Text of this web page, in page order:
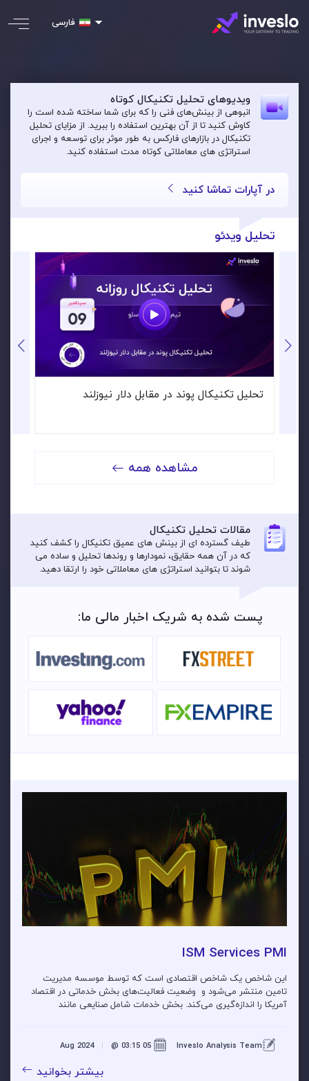
فارسی
ویدیوهای تحلیل تکنیکال کوتاه
انبوهی از بینش‌های فنی را که برای شما ساخته شده است را
کاوش کنید تا از آن بهترین استفاده را ببرید. از مزایای تحلیل
تکنیکال در بازارهای فارکس به طور موثر برای توسعه و اجرای
استراتژی های معاملاتی کوتاه مدت استفاده کنید.
در آپارات تماشا کنید
تحلیل ویدئو
تحلیل تکنیکال پوند در مقابل دلار نیوزلند
مشاهده همه
مقالات تحلیل تکنیکال
طیف گسترده ای از بینش های عمیق تکنیکال را کشف کنید
که در آن همه حقایق، نمودارها و روندها تحلیل و ساده می
شوند تا بتوانید استراتژی های معاملاتی خود را ارتقا دهید.
پست شده به شریک اخبار مالی ما:
ISM Services PMI
این شاخص یک شاخص اقتصادی است که توسط موسسه مدیریت
تامین منتشر می‌شود و وضعیت فعالیت‌های بخش خدماتی در اقتصاد
آمریکا را اندازه‌گیری می‌کند. بخش خدمات شامل صنایعی مانند
Inveslo Analysis Team
| @ 03:15
بیشتر بخوانید